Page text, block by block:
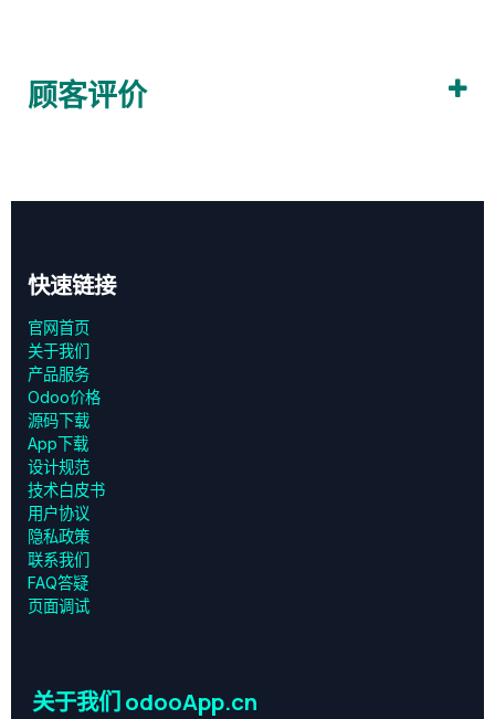
顾客评价
快速链接
官网首页
关于我们
产品服务
Odoo价格
源码下载
App下载
设计规范
技术白皮书
用户协议
‎隐私政策‎
联系我们
FAQ答疑
页面调试
关于我们 odooApp.cn